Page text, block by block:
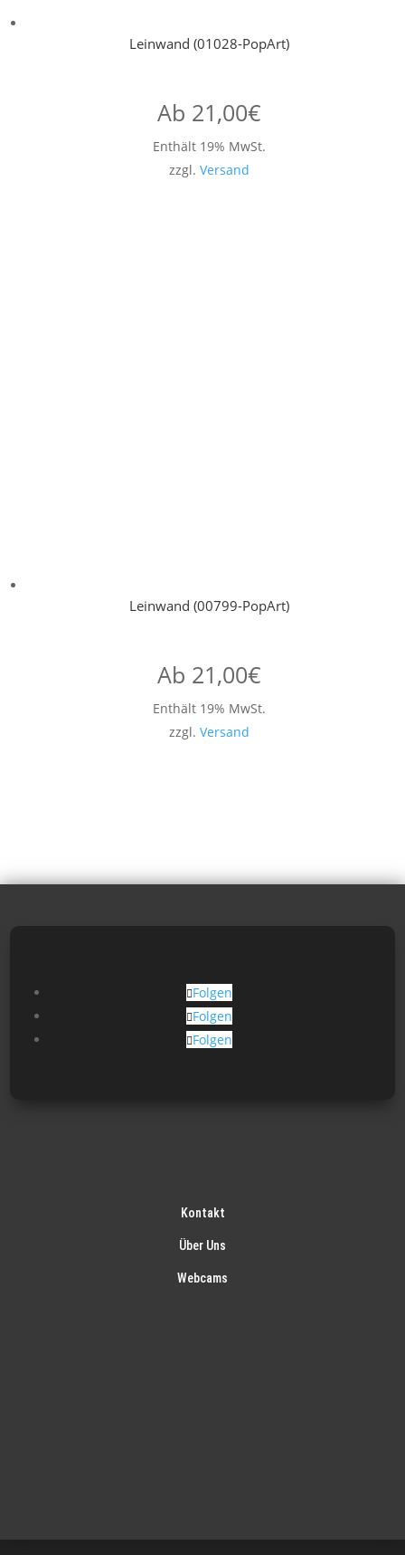
Leinwand (01028-PopArt)
Ab 21,00€
Enthält 19% MwSt.
zzgl. Versand
Leinwand (00799-PopArt)
Ab 21,00€
Enthält 19% MwSt.
zzgl. Versand
Folgen
Folgen
Folgen
Kontakt
Über Uns
Webcams